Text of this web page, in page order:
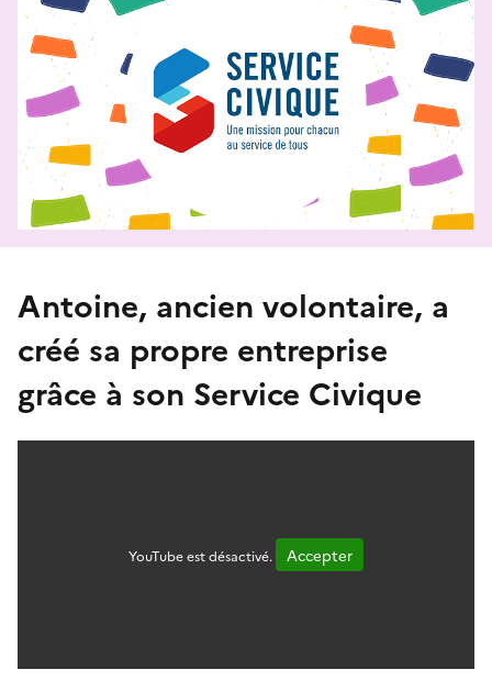
Antoine, ancien volontaire, a
créé sa propre entreprise
grâce à son Service Civique
YouTube est désactivé. Accepter